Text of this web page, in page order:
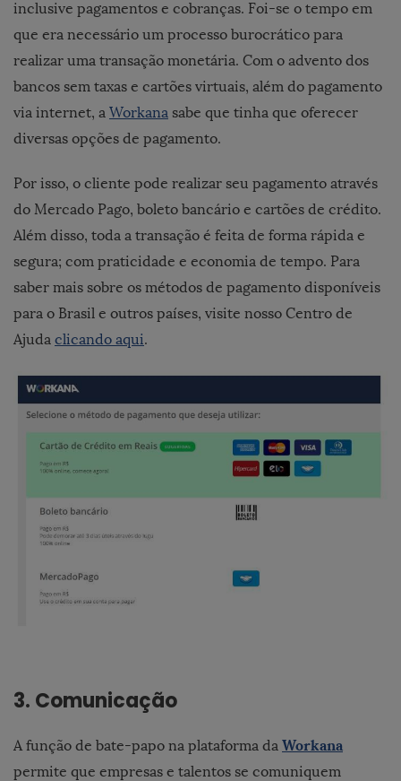
inclusive pagamentos e cobranças. Foi-se o tempo em
que era necessário um processo burocrático para
realizar uma transação monetária. Com o advento dos
bancos sem taxas e cartões virtuais, além do pagamento
via internet, a Workana sabe que tinha que oferecer
diversas opções de pagamento.
Por isso, o cliente pode realizar seu pagamento através
do Mercado Pago, boleto bancário e cartões de crédito.
Além disso, toda a transação é feita de forma rápida e
segura; com praticidade e economia de tempo. Para
saber mais sobre os métodos de pagamento disponíveis
para o Brasil e outros países, visite nosso Centro de
Ajuda clicando aqui.
3. Comunicação
A função de bate-papo na plataforma da Workana
permite que empresas e talentos se comuniquem